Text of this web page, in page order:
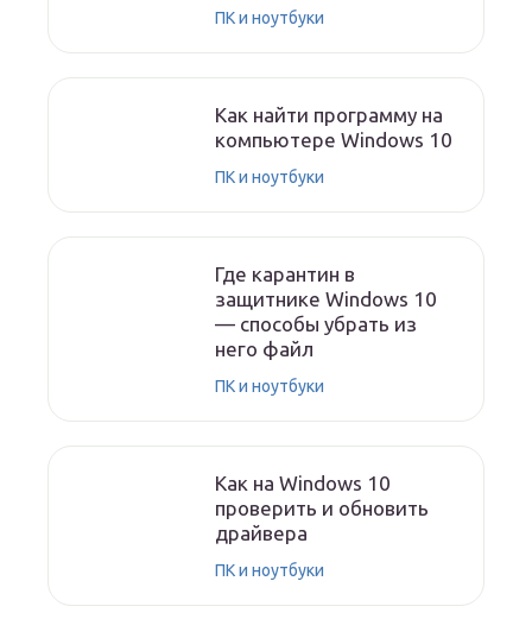
ПК и ноутбуки
Как найти программу на
компьютере Windows 10
ПК и ноутбуки
Где карантин в
защитнике Windows 10
— способы убрать из
него файл
ПК и ноутбуки
Как на Windows 10
проверить и обновить
драйвера
ПК и ноутбуки